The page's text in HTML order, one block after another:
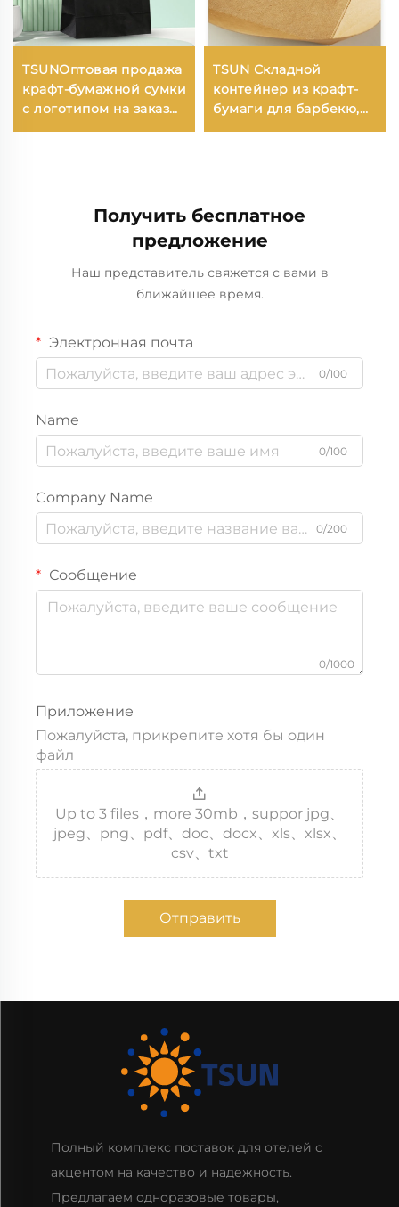
TSUNОптовая продажа
крафт-бумажной сумки
с логотипом на заказ
для упаковки
нанесения принта
TSUN Складной
контейнер из крафт-
бумаги для барбекю,
картофеля фри,
Получить бесплатное
предложение
Наш представитель свяжется с вами в
ближайшее время.
Электронная почта
0/100
Name
0/100
Company Name
0/200
Сообщение
0/1000
Приложение
Пожалуйста, прикрепите хотя бы один
файл
Up to 3 files，more 30mb，suppor jpg、
jpeg、png、pdf、doc、docx、xls、xlsx、
csv、txt
Отправить
Полный комплекс поставок для отелей с
акцентом на качество и надежность.
Предлагаем одноразовые товары,